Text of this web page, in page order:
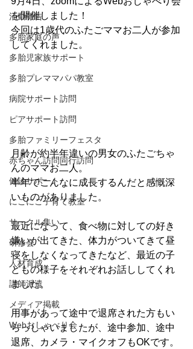
活動報告
多胎家庭の声
多胎児家族サポート
多胎プレママパパ教室
病院サポート訪問
ピアサポート訪問
多胎ファミリーフェスタ
赤ちゃん訪問同行訪問
健診サポート
にこにこ子育て教室
サークル集い
研修会
人材育成
講師派遣
メディア掲載
Webおしゃべり会
を開催しました！
今回は1歳代のふたごママお二人が参加
してくれました。
月齢が約半年違いの男女のふたごちゃ
んのママお二人。
半年でこんなに成長するんだと感慨深
いものがありました。
最近になって、食べ物に対しての好き
嫌いが出てきた、体力がついてきて昼
寝をしなくなってきたなど、最近の子
どもの様子をそれぞれお話ししてくれ
ました。
用事があって途中で退席された方もい
らっしゃいましたが、途中参加、途中
退席、カメラ・マイクオフもOKです。